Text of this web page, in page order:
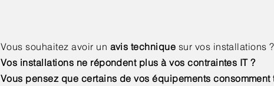
Vous souhaitez avoir un avis technique sur vos installations ?
Vos installations ne répondent plus à vos contraintes IT ?
Vous pensez que certains de vos équipements